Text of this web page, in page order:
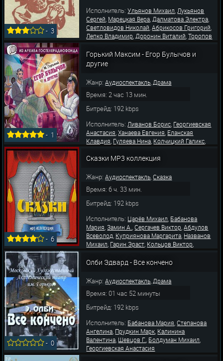
-3
Исполнитель:Ульянов Михаил,Лукьянов
Сергей, Марецкая Вера,Далматова Электра,
Светловидов Николай,Абрикосов Григорий,
Лепко Владимир,Доронин Виталий,Торопов
Никольский Александр,Покровский
Алексей
- 1
Горький Максим - Егор Булычов и
другие
Жанр:Аудиоспектакль,Драма
Время: 2 час 13 мин.
Битрейд: 192 kbps
Исполнитель:Ливанов Борис, Георгиевская
Анастасия,Ханаева Евгения, Еланская
Клавдия, Гуляева Нина, Колчицкий Галикс,
Марк,Калиновская Галина
Жильцов Алексей,Недзвецкий Юрий
-6
Сказки MP3 коллекция
Жанр:Аудиоспектакль,Сказка
Время: 6 ч. 33 мин.
Битрейд: 192 kbps
Исполнитель: Царёв Михаил, Бабанова
Мария,Замин А. ,Сергачев Виктор,Абдулов
Всеволод, Куприянова Маргарита, Названов
Михаил, Гарин Эраст, Кольцов Виктор,
Анатолий,Абрамов Михаил,Георгиевская
-0
Олби Эдвард - Все кончено
Жанр:Аудиоспектакль,Драма
Время: 01 час 52 минуты
Битрейд: 192 kbps
Исполнитель: Бабанова Мария,Степанова
Ангелина, Прудкин Марк, Калинина
Валентина, Шевцов Г., Болдуман Михаил,
Георгиевская Анастасия